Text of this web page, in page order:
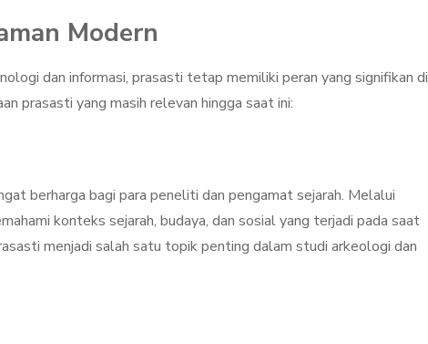
Modern
dan informasi, prasasti tetap memiliki peran yang signifikan di
prasasti yang masih relevan hingga saat ini:
berharga bagi para peneliti dan pengamat sejarah. Melalui
konteks sejarah, budaya, dan sosial yang terjadi pada saat
menjadi salah satu topik penting dalam studi arkeologi dan